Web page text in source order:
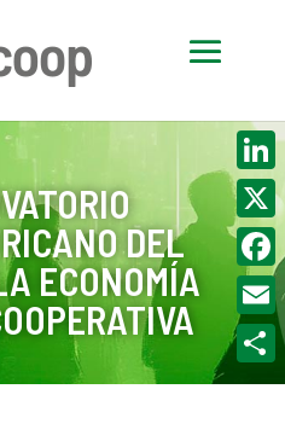
DEL
ECONOMÍA
X
Email